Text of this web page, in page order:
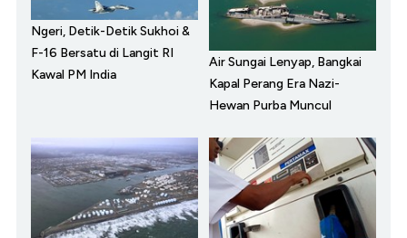
Ngeri, Detik-Detik Sukhoi &
F-16 Bersatu di Langit RI
Kawal PM India
Air Sungai Lenyap, Bangkai
Kapal Perang Era Nazi-
Hewan Purba Muncul